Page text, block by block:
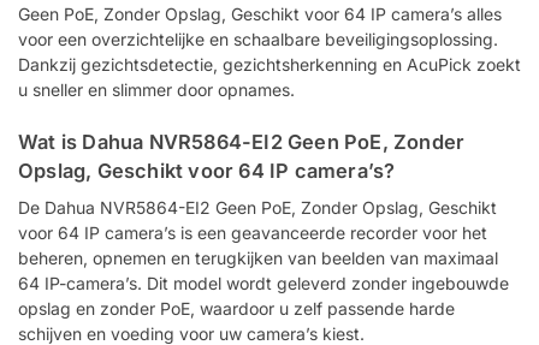
Geen PoE, Zonder Opslag, Geschikt voor 64 IP camera’s alles
voor een overzichtelijke en schaalbare beveiligingsoplossing.
Dankzij gezichtsdetectie, gezichtsherkenning en AcuPick zoekt
u sneller en slimmer door opnames.
Wat is Dahua NVR5864-EI2 Geen PoE, Zonder
Opslag, Geschikt voor 64 IP camera’s?
De Dahua NVR5864-EI2 Geen PoE, Zonder Opslag, Geschikt
voor 64 IP camera’s is een geavanceerde recorder voor het
beheren, opnemen en terugkijken van beelden van maximaal
64 IP-camera’s. Dit model wordt geleverd zonder ingebouwde
opslag en zonder PoE, waardoor u zelf passende harde
schijven en voeding voor uw camera’s kiest.